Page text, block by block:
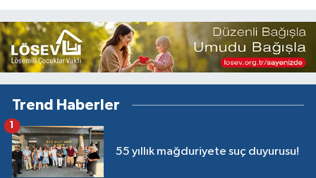
Trend Haberler
55 yıllık mağduriyete suç duyurusu!
1